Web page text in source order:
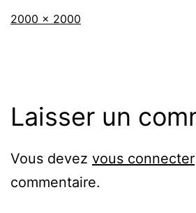
Taille
2000 × 2000
Laisser un
Vous devez vous connecter
commentaire.